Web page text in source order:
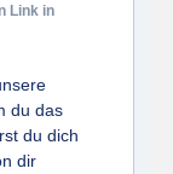
Link in
du das
du dich
dir